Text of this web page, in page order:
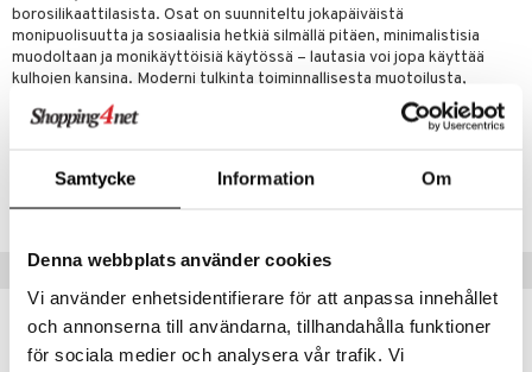
Samtycke Information Om
Denna webbplats använder cookies
Vi använder enhetsidentifierare för att anpassa innehållet
och annonserna till användarna, tillhandahålla funktioner
för sociala medier och analysera vår trafik. Vi
borosilikaattilasista. Osat on suunniteltu jokapäiväistä
monipuolisuutta ja sosiaalisia hetkiä silmällä pitäen, minimalistisia
muodoltaan ja monikäyttöisiä käytössä – lautasia voi jopa käyttää
kulhojen kansina. Moderni tulkinta toiminnallisesta muotoilusta,
täydellinen tarjoiluun, säilytykseen tai yksinkertaisesti nautiskeluun.
Tuotenumero
Suositut tuotteet
kampanja -15%
& Tyynyliinat
& Peitot